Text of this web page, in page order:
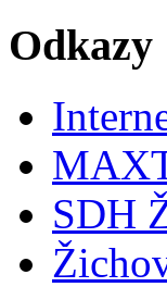
Odkazy
SDH